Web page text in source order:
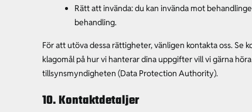
Rätt att invända: du kan invända mot
behandling.
För att utöva dessa rättigheter, vänligen kontakta oss.
klagomål på hur vi hanterar dina uppgifter vill vi gärna
tillsynsmyndigheten (Data Protection Authority).
10. Kontaktdetaljer